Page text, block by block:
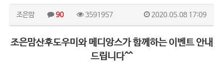
조은맘 90 3591957 2020.05.08 17:09
조은맘산후도우미와 메디앙스가 함께하는 이벤트 안내
드립니다^^